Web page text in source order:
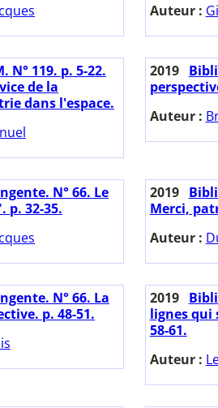
Auteur :
N° 119. p. 5-22.
de la
dans l'espace.
2019
Auteur :
N° 66. Le
p. 32-35.
2019
Merci,
Auteur :
N° 66. La
p. 48-51.
2019
lignes qui
58-61.
Auteur :